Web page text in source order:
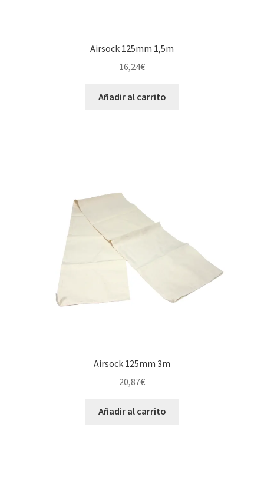
Airsock 125mm 1,5m
16,24€
Añadir al carrito
Airsock 125mm 3m
20,87€
Añadir al carrito